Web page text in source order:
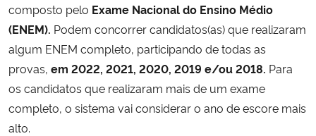
composto pelo Exame Nacional do Ensino Médio
(ENEM). Podem concorrer candidatos(as) que realizaram
algum ENEM completo, participando de todas as
provas, em 2022, 2021, 2020, 2019 e/ou 2018. Para
os candidatos que realizaram mais de um exame
completo, o sistema vai considerar o ano de escore mais
alto.